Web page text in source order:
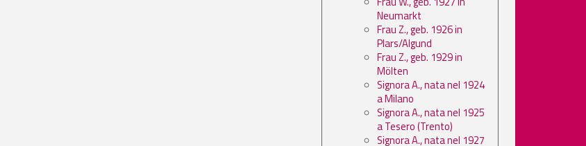
Neumarkt
Frau Z., geb. 1926 in
Plars/Algund
Frau Z., geb. 1929 in
Mölten
Signora A., nata nel 1924
a Milano
Signora A., nata nel 1925
a Tesero (Trento)
Signora A., nata nel 1927